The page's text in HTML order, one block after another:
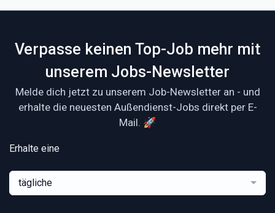
Verpasse keinen Top-Job mehr mit
unserem Jobs-Newsletter
Melde dich jetzt zu unserem Job-Newsletter an - und
erhalte die neuesten Außendienst-Jobs direkt per E-
Mail. 🚀
Erhalte eine
tägliche